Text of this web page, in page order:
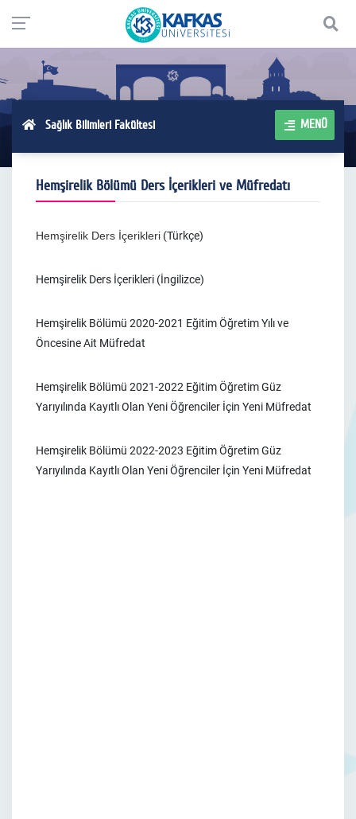
Sağlık Bilimleri Fakültesi MENÜ
Hemşirelik Bölümü Ders İçerikleri ve Müfredatı
Hemşirelik Ders İçerikleri (Türkçe)
Hemşirelik Ders İçerikleri (İngilizce)
Hemşirelik Bölümü 2020-2021 Eğitim Öğretim Yılı ve
Öncesine Ait Müfredat
Hemşirelik Bölümü 2021-2022 Eğitim Öğretim Güz
Yarıyılında Kayıtlı Olan Yeni Öğrenciler İçin Yeni Müfredat
Hemşirelik Bölümü 2022-2023 Eğitim Öğretim Güz
Yarıyılında Kayıtlı Olan Yeni Öğrenciler İçin Yeni Müfredat